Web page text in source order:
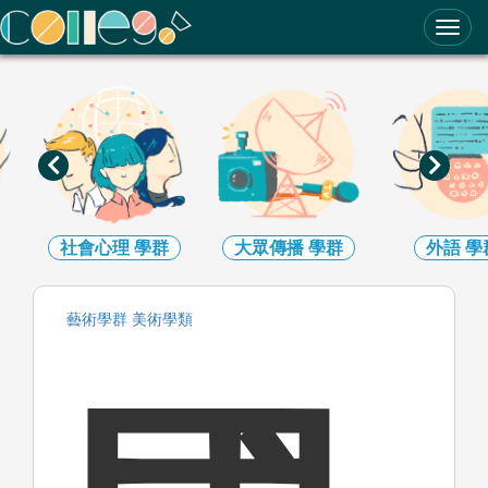
ColleGo! 大學選才與高中育才輔助系統
社會心理 學群 大眾傳播 學群 外語學
藝術學群 美術學類